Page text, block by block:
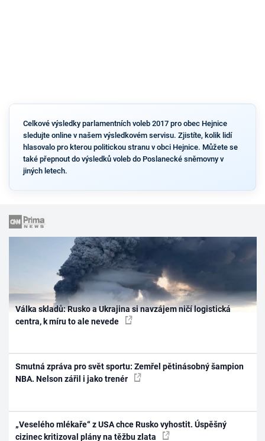
Celkové výsledky parlamentních voleb 2017 pro obec Hejnice
sledujte online v našem výsledkovém servisu. Zjistíte, kolik lidí
hlasovalo pro kterou politickou stranu v obci Hejnice. Můžete se
také přepnout do výsledků voleb do Poslanecké sněmovny v
jiných letech.
Válka skladů: Rusko a Ukrajina si navzájem ničí logistická
centra, k míru to ale nevede
Smutná zpráva pro svět sportu: Zemřel pětinásobný šampion
NBA. Nelson zářil i jako trenér
„Veselého mlékaře“ z USA chce Rusko vyhostit. Úspěšný
cizinec kritizoval plány na těžbu zlata